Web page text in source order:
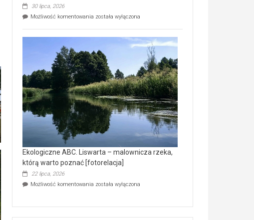
30 lipca, 2026
Możliwość komentowania Ekologiczne
wśród
nietoperzy
[wideo]
została wyłączona
Ekologiczne ABC. Liswarta – malownicza rzeka,
którą warto poznać [fotorelacja]
22 lipca, 2026
Możliwość komentowania Ekologiczne
–
malownicza
została wyłączona